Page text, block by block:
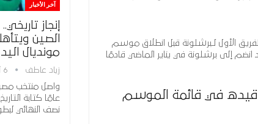
الأول لـبرشلونة قبل انطلاق موسم
قد انضم إلى برشلونة في يناير الماضي قادمًا
قيده في قائمة الموسم
آخر الأخبار
إنجاز
الصين
مونديال اليد
زياد عاطف 6 أغسطس 2026
عامًا كتابة
نصف النهائي